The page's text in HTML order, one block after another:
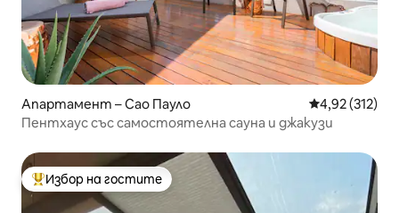
Апартамент – Сао Пауло Средна
4,92 (312)
Пентхаус със самостоятелна сауна и джакузи
Най-популярен избор на гостите
Избор на гостите